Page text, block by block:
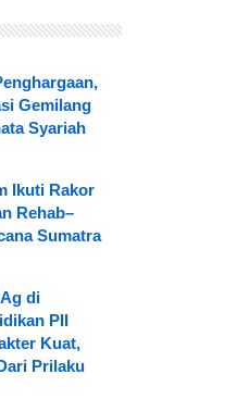
Gemilang
Syariah
Ikuti Rakor
Rehab–
Sumatra
di
PII
Kuat,
Prilaku